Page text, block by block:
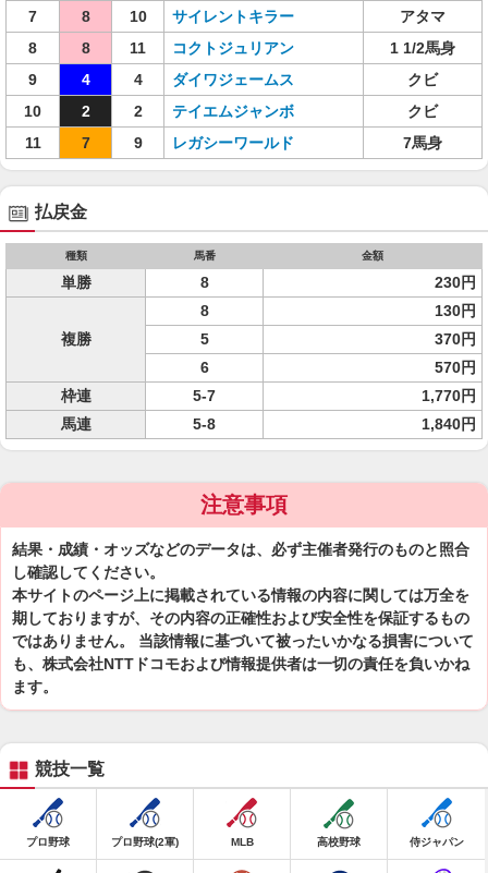
7
8 10 サイレントキラー
アタマ
8
8 11 コクトジュリアン
1 1/2馬身
9
4 4 ダイワジェームス
クビ
10
2 2 テイエムジャンボ
クビ
11
7 9 レガシーワールド 7馬身
払戻金
種類 馬番 金額
単勝 8 230円
複勝
8
130円
5
370円
6
570円
枠連
5-7
1,770円
馬連
5-8 1,840円
注意事項
結果・成績・オッズなどのデータは、必ず主催者発行のものと照合
し確認してください。
本サイトのページ上に掲載されている情報の内容に関しては万全を
期しておりますが、その内容の正確性および安全性を保証するもの
ではありません。 当該情報に基づいて被ったいかなる損害について
も、株式会社NTTドコモおよび情報提供者は一切の責任を負いかね
ます。
競技一覧
プロ野球 プロ野球(2軍) MLB 高校野球 侍ジャパン